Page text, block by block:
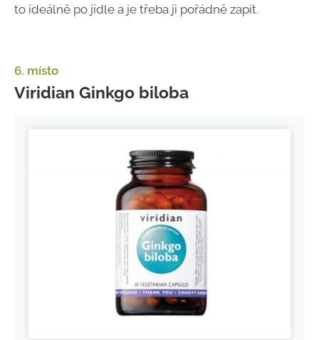
to ideálně po jídle a je třeba ji pořádně zapít.
6. místo
Viridian Ginkgo biloba